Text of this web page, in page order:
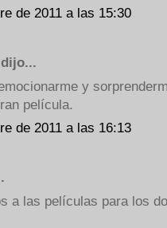
de 2011 a las 15:30
dijo...
y
película.
de 2011 a las 16:13
a las películas para los